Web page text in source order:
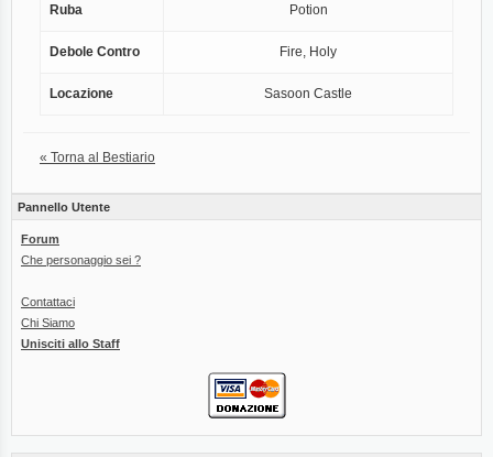
Ruba Potion
Debole Contro Fire, Holy
Locazione Sasoon Castle
« Torna al Bestiario
Pannello Utente
Forum
Che personaggio sei ?
Contattaci
Chi Siamo
Unisciti allo Staff